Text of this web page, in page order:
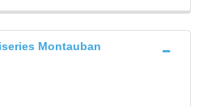
Montauban